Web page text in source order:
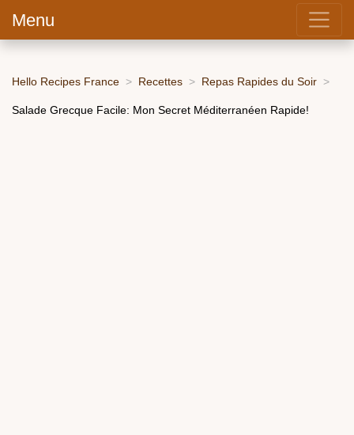
Menu
Hello Recipes France Recettes Repas Rapides du Soir
Salade Grecque Facile: Mon Secret Méditerranéen Rapide!